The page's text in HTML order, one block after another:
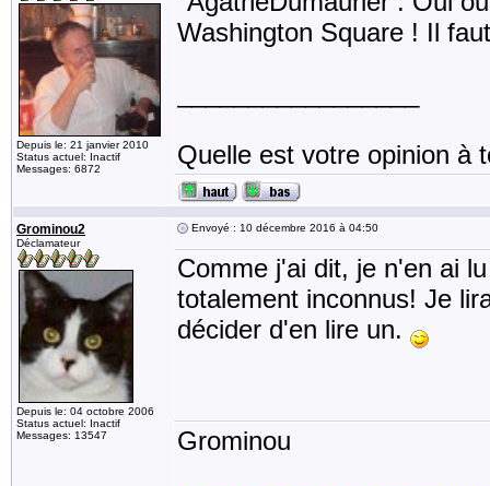
Depuis le: 21 janvier 2010
Status actuel: Inactif
Messages: 6872
Washington Square ! Il
Quelle est votre opinion à
Grominou2
Déclamateur
Depuis le: 04 octobre 2006
Status actuel: Inactif
Messages: 13547
Envoyé : 10 décembre 2016 à 04:50
Comme j'ai dit, je n'en ai
totalement inconnus! Je
décider d'en lire un.
Grominou